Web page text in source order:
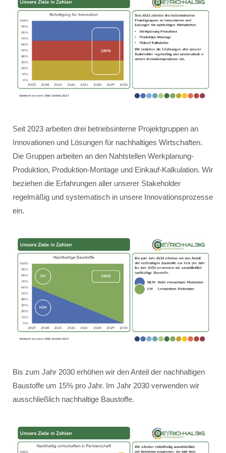
Seit 2023 arbeiten drei betriebsinterne Projektgruppen an
Innovationen und Lösungen für nachhaltiges Wirtschaften.
Die Gruppen arbeiten an den Nahtstellen Werkplanung-
Produktion, Produktion-Montage und Einkauf-Kalkulation. Wir
beziehen die Erfahrungen aller unserer Stakeholder
regelmäßig und systematisch in unsere Innovationsprozesse
ein.
Bis zum Jahr 2030 erhöhen wir den Anteil der nachhaltigen
Baustoffe um 15% pro Jahr. Im Jahr 2030 verwenden wir
ausschließlich nachhaltige Baustoffe.